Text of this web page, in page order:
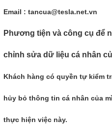
Email : tancua@tesla.net.vn
Phương tiện và công cụ để
chỉnh sửa dữ liệu cá nhân
Khách hàng có quyền tự kiểm
hủy bỏ thông tin cá nhân của
thực hiện việc này.